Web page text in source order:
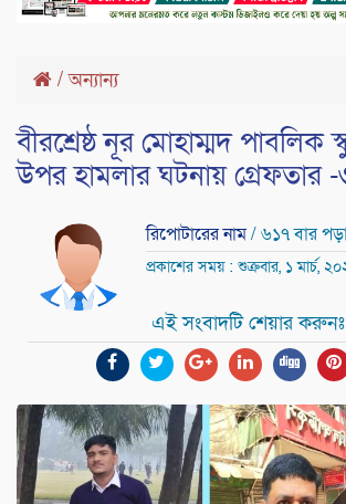
/অন্যান্য
বীরশ্রেষ্ঠ নূর মোহাম্মদ পাবলিক
উপর হামলার ঘটনায় গ্রেফতার
রিপোটারের নাম/ ৬১৭ বার
প্রকাশের সময় : শুক্রবার, ১ মার্চ,
এই সংবাদটি শেয়ার করুনঃ